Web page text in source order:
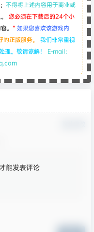
不得将上述内容用于商业或
您必须在下载后的24个小
。 “如果您喜欢该游戏内
正版服务。 我们非常重视
理。敬请谅解！ E-mail：
能发表评论